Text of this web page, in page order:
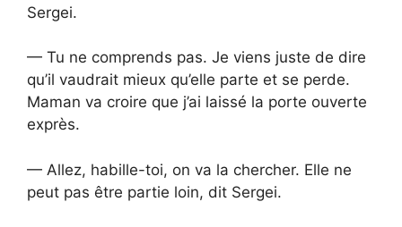
Sergei.
— Tu ne comprends pas. Je viens juste de dire
qu’il vaudrait mieux qu’elle parte et se perde.
Maman va croire que j’ai laissé la porte ouverte
exprès.
— Allez, habille-toi, on va la chercher. Elle ne
peut pas être partie loin, dit Sergei.